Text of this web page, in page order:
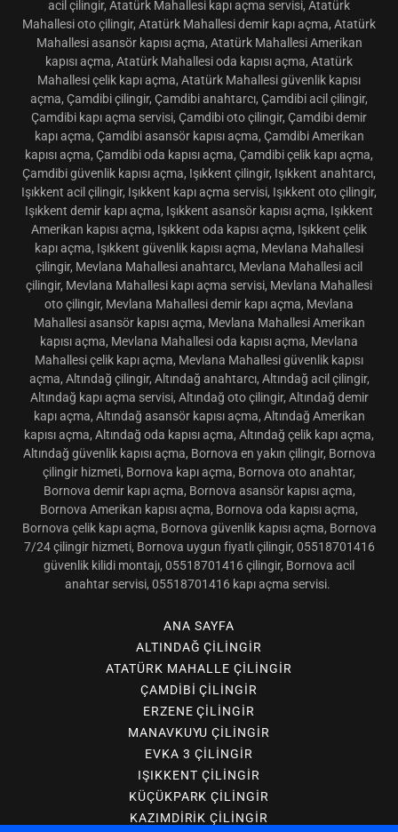
Mahallesi çilingir, Atatürk Mahallesi anahtarcı, Atatürk Mahallesi
acil çilingir, Atatürk Mahallesi kapı açma servisi, Atatürk
Mahallesi oto çilingir, Atatürk Mahallesi demir kapı açma, Atatürk
Mahallesi asansör kapısı açma, Atatürk Mahallesi Amerikan
kapısı açma, Atatürk Mahallesi oda kapısı açma, Atatürk
Mahallesi çelik kapı açma, Atatürk Mahallesi güvenlik kapısı
açma, Çamdibi çilingir, Çamdibi anahtarcı, Çamdibi acil çilingir,
Çamdibi kapı açma servisi, Çamdibi oto çilingir, Çamdibi demir
kapı açma, Çamdibi asansör kapısı açma, Çamdibi Amerikan
kapısı açma, Çamdibi oda kapısı açma, Çamdibi çelik kapı açma,
Çamdibi güvenlik kapısı açma, Işıkkent çilingir, Işıkkent anahtarcı,
Işıkkent acil çilingir, Işıkkent kapı açma servisi, Işıkkent oto çilingir,
Işıkkent demir kapı açma, Işıkkent asansör kapısı açma, Işıkkent
Amerikan kapısı açma, Işıkkent oda kapısı açma, Işıkkent çelik
kapı açma, Işıkkent güvenlik kapısı açma, Mevlana Mahallesi
çilingir, Mevlana Mahallesi anahtarcı, Mevlana Mahallesi acil
çilingir, Mevlana Mahallesi kapı açma servisi, Mevlana Mahallesi
oto çilingir, Mevlana Mahallesi demir kapı açma, Mevlana
Mahallesi asansör kapısı açma, Mevlana Mahallesi Amerikan
kapısı açma, Mevlana Mahallesi oda kapısı açma, Mevlana
Mahallesi çelik kapı açma, Mevlana Mahallesi güvenlik kapısı
açma, Altındağ çilingir, Altındağ anahtarcı, Altındağ acil çilingir,
Altındağ kapı açma servisi, Altındağ oto çilingir, Altındağ demir
kapı açma, Altındağ asansör kapısı açma, Altındağ Amerikan
kapısı açma, Altındağ oda kapısı açma, Altındağ çelik kapı açma,
Altındağ güvenlik kapısı açma, Bornova en yakın çilingir, Bornova
çilingir hizmeti, Bornova kapı açma, Bornova oto anahtar,
Bornova demir kapı açma, Bornova asansör kapısı açma,
Bornova Amerikan kapısı açma, Bornova oda kapısı açma,
Bornova çelik kapı açma, Bornova güvenlik kapısı açma, Bornova
7/24 çilingir hizmeti, Bornova uygun fiyatlı çilingir, 05518701416
güvenlik kilidi montajı, 05518701416 çilingir, Bornova acil
ANA SAYFA
ALTINDAĞ ÇILINGIR
ATATÜRK MAHALLE ÇILINGIR
ÇAMDIBI ÇILINGIR
ERZENE ÇILINGIR
MANAVKUYU ÇILINGIR
EVKA 3 ÇILINGIR
IŞIKKENT ÇILINGIR
KÜÇÜKPARK ÇILINGIR